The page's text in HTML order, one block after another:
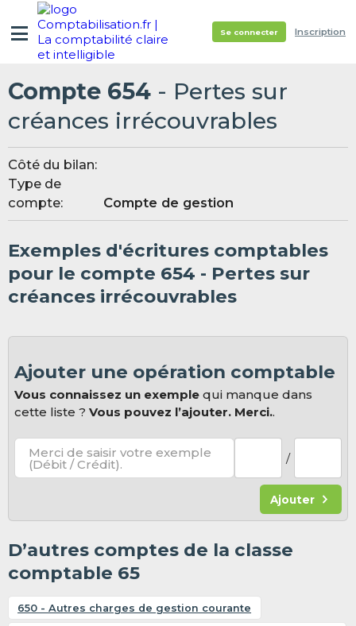
Se connecter Inscription
Compte 654 - Pertes sur
créances irrécouvrables
Côté du bilan:
Type de
compte:
Compte de gestion
Exemples d'écritures comptables
pour le compte 654 - Pertes sur
créances irrécouvrables
Ajouter une opération comptable
Vous connaissez un exemple qui manque dans
cette liste ?Vous pouvez l’ajouter. Merci..
Merci de saisir votre exemple
(Débit / Crédit). /
Ajouter
D’autres comptes de la classe
comptable 65
650 - Autres charges de gestion courante